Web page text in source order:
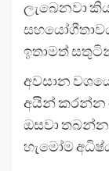
ලැබෙනවා
ඉතාමත්
අවසාන
අයින් කරන්න
ඔසවා
හැමෝම